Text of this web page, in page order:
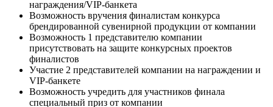
награждения/VIP-банкета
Возможность вручения финалистам конкурса
брендированной сувенирной продукции от компании
Возможность 1 представителю компании
присутствовать на защите конкурсных проектов
финалистов
Участие 2 представителей компании на награждении и
VIP-банкете
Возможность учредить для участников финала
специальный приз от компании